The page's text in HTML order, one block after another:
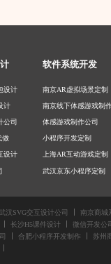
设计
计
公司
做
设计
计公司
设计公
软件系统开发
南京AR虚拟场景定制
南京线下体感游戏制
体感游戏制作公司
小程序开发定制
上海AR互动游戏定制
武汉京东小程序定制
上海商城系统开发
郑州会员系统开发公
武汉SVG交互设计公司
南京商城
长沙H5课件设计
微信开发公
合肥小程序开发制作
苏州